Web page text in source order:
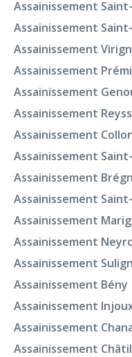
Assainissement
Assainissement
Assainissement
Assainissement
Assainissement
Assainissement
Assainissement
Assainissement
Assainissement
Assainissement
Assainissement
Assainissement
Assainissement
Assainissement Bény
Assainissement
Assainissement
Assainissement